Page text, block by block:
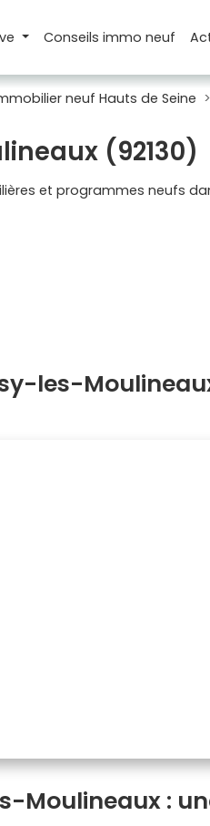
Conseilsimmo neuf
neuf Hauts de Seine
(92130)
et programmes neufs
les-
Moulineaux :